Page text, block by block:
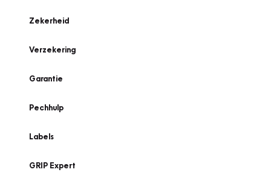
Zekerheid
Verzekering
Garantie
Pechhulp
Labels
GRIP Expert